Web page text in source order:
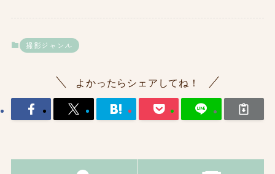
撮影ジャンル
よかったらシェアしてね！